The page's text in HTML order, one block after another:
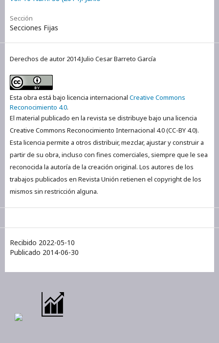
Sección
Secciones Fijas
Derechos de autor 2014 Julio Cesar Barreto García
Esta obra está bajo licencia internacional Creative Commons
Reconocimiento 4.0.
El material publicado en la revista se distribuye bajo una licencia
Creative Commons Reconocimiento Internacional 4.0 (CC-BY 4.0).
Esta licencia permite a otros distribuir, mezclar, ajustar y construir a
partir de su obra, incluso con fines comerciales, siempre que le sea
reconocida la autoría de la creación original. Los autores de los
trabajos publicados en Revista Unión retienen el copyright de los
mismos sin restricción alguna.
Recibido 2022-05-10
Publicado 2014-06-30